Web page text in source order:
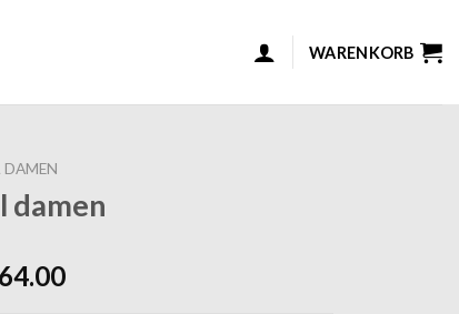
WARENKORB
DAMEN
damen